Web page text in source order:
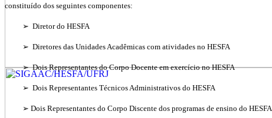
constituído dos seguintes componentes:
➢ Diretor do HESFA
➢ Diretores das Unidades Acadêmicas com atividades no HESFA
➢ Dois Representantes do Corpo Docente em exercício no HESFA
➢ Dois Representantes Técnicos Administrativos do HESFA
➢ Dois Representantes do Corpo Discente dos programas de ensino do HESFA